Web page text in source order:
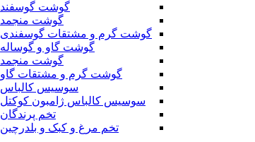
گوشت گوسفند
گوشت منجمد
گوشت گرم و مشتقات گوسفندی
گوشت گاو و گوساله
گوشت منجمد
گوشت گرم و مشتقات گاو
سوسیس کالباس
سوسیس کالباس ژامبون کوکتل
تخم پرندگان
تخم مرغ و کبک و بلدرچین